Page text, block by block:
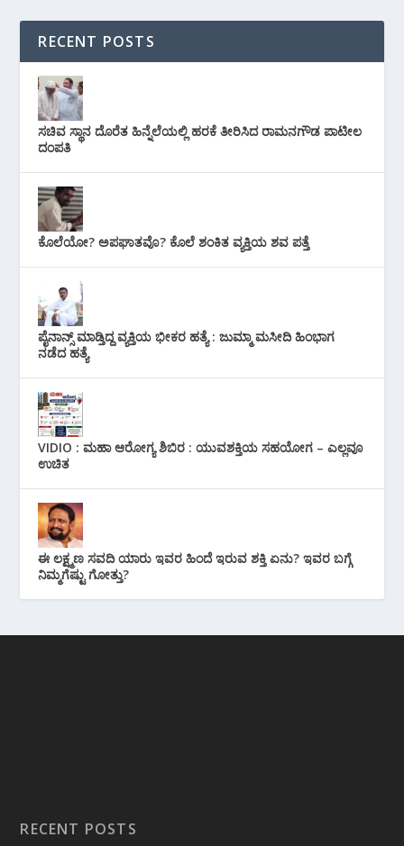
RECENT POSTS
ಸಚಿವ ಸ್ಥಾನ ದೊರೆತ ಹಿನ್ನೆಲೆಯಲ್ಲಿ ಹರಕೆ ತೀರಿಸಿದ ರಾಮನಗೌಡ ಪಾಟೀಲ
ದಂಪತಿ
ಕೊಲೆಯೋ? ಅಪಘಾತವೊ? ಕೊಲೆ ಶಂಕಿತ ವ್ಯಕ್ತಿಯ ಶವ ಪತ್ತೆ
ಪೈನಾನ್ಸ್ ಮಾಡ್ತಿದ್ದ ವ್ಯಕ್ತಿಯ ಭೀಕರ‌ ಹತ್ಯೆ : ಜುಮ್ಮಾ ಮಸೀದಿ ಹಿಂಭಾಗ
ನಡೆದ ಹತ್ಯೆ
VIDIO : ಮಹಾ ಆರೋಗ್ಯ ಶಿಬಿರ : ಯುವಶಕ್ತಿಯ ಸಹಯೋಗ – ಎಲ್ಲವೂ
ಉಚಿತ
ಈ ಲಕ್ಷ್ಮಣ ಸವದಿ ಯಾರು ಇವರ ಹಿಂದೆ ಇರುವ ಶಕ್ತಿ ಏನು? ಇವರ ಬಗ್ಗೆ
ನಿಮ್ಮಗೆಷ್ಟು ಗೋತ್ತು?
RECENT POSTS